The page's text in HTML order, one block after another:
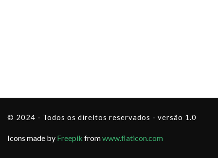
© 2024 - Todos os direitos reservados - versão 1.0
Icons made by Freepik fromwww.flaticon.com